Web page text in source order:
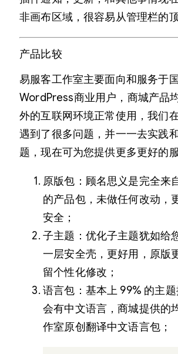
非画布区域，很容易从管理栏的
产品比较
易服客工作室主要面向和服务于
WordPress商业用户，商城产品
外的互联网环境正常使用，我们
遇到了很多问题，并一一去实践
题，现在可为您提供更多更好的服
原版包：顾名思义是完全来
的产品包，未做任何改动，
安全；
子主题：优化子主题犹如给
一层安全壳，更好用，原版
留个性化修改；
语言包：基本上 99% 的主
会有中文语言，商城提供的
作室原创翻译中文语言包；